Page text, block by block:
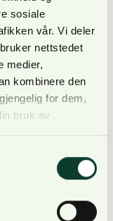
sosiale
vår. Vi deler
nettstedet
medier,
kombinere den
for dem,
bruk av
NMBU og
ved
har
SB Skog.